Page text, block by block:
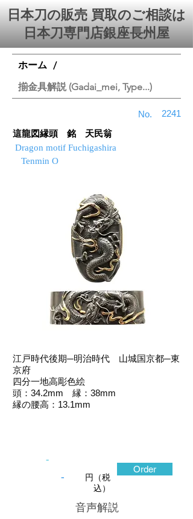
日本刀の販売 買取のご相談は
日本刀専門店銀座⻑州屋
ホーム /
揃金具解説 (Gadai_mei, Type...)
No. 2241
這龍図縁頭 銘 天民翁
Dragon motif Fuchigashira
Tenmin O
江戸時代後期─明治時代 山城国京都─東
京府
四分一地高彫色絵
頭：34.2mm 縁：38mm
縁の腰高：13.1mm
-
-
円（税
込）
Order
​音声解説